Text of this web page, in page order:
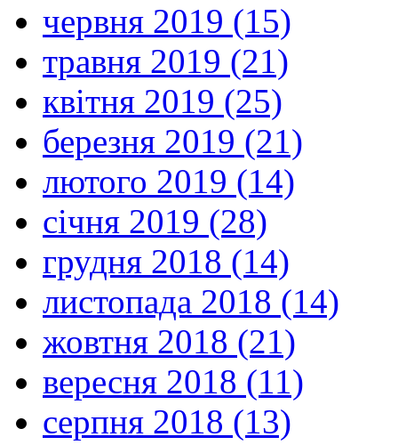
червня 2019 (15)
травня 2019 (21)
квітня 2019 (25)
березня 2019 (21)
лютого 2019 (14)
січня 2019 (28)
грудня 2018 (14)
листопада 2018 (14)
жовтня 2018 (21)
вересня 2018 (11)
серпня 2018 (13)